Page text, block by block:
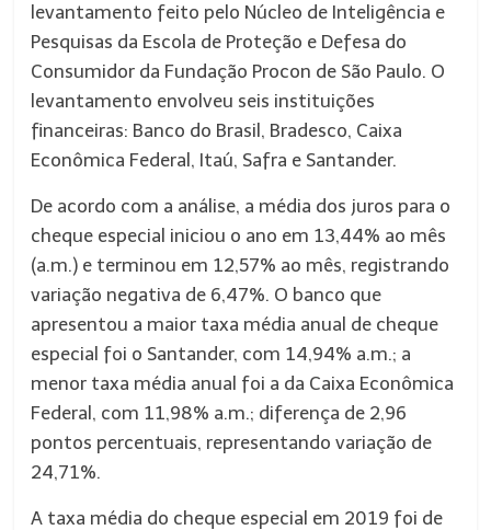
levantamento feito pelo Núcleo de Inteligência e
Pesquisas da Escola de Proteção e Defesa do
Consumidor da Fundação Procon de São Paulo. O
levantamento envolveu seis instituições
financeiras: Banco do Brasil, Bradesco, Caixa
Econômica Federal, Itaú, Safra e Santander.
De acordo com a análise, a média dos juros para o
cheque especial iniciou o ano em 13,44% ao mês
(a.m.) e terminou em 12,57% ao mês, registrando
variação negativa de 6,47%. O banco que
apresentou a maior taxa média anual de cheque
especial foi o Santander, com 14,94% a.m.; a
menor taxa média anual foi a da Caixa Econômica
Federal, com 11,98% a.m.; diferença de 2,96
pontos percentuais, representando variação de
24,71%.
A taxa média do cheque especial em 2019 foi de